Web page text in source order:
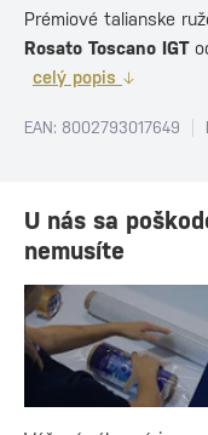
Prémiové talianske
Rosato Toscano IGT
celý popis
EAN: 8002793017649
U nás sa
nemusíte